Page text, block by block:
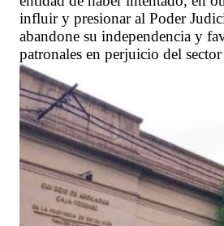
influir y presionar al Poder
abandone su independencia y
patronales en perjuicio del